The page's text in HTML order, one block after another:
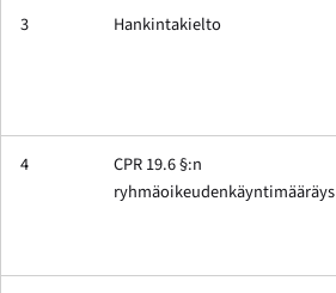
3 Hankintakielto
4
CPR 19.6 §:n
ryhmäoikeudenkäyntimääräys